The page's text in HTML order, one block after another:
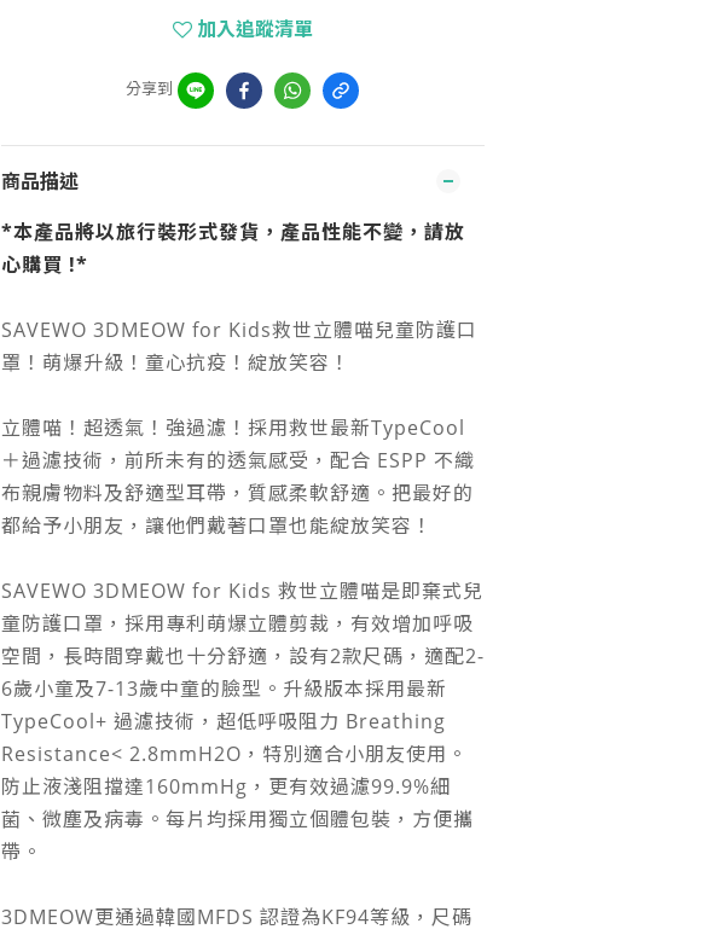
加入追蹤清單
分享到
商品描述
*本產品將以旅行裝形式發貨，產品性能不變，請放
心購買 !*
SAVEWO 3DMEOW for Kids救世立體喵兒童防護口
罩！萌爆升級！童心抗疫！綻放笑容！
立體喵！超透氣！強過濾！採用救世最新TypeCool
＋過濾技術，前所未有的透氣感受，配合 ESPP 不織
布親膚物料及舒適型耳帶，質感柔軟舒適。把最好的
都給予小朋友，讓他們戴著口罩也能綻放笑容！
SAVEWO 3DMEOW for Kids 救世立體喵是即棄式兒
童防護口罩，採用專利萌爆立體剪裁，有效增加呼吸
空間，長時間穿戴也十分舒適，設有2款尺碼，適配2-
6歲小童及7-13歲中童的臉型。升級版本採用最新
TypeCool+ 過濾技術，超低呼吸阻力 Breathing
Resistance< 2.8mmH2O，特別適合小朋友使用。
防止液淺阻擋達160mmHg，更有效過濾99.9%細
菌、微塵及病毒。每片均採用獨立個體包裝，方便攜
帶。
3DMEOW更通過韓國MFDS 認證為KF94等級，尺碼